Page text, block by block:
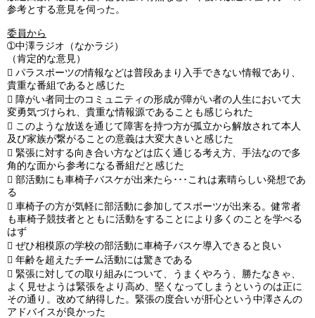
参考とする意見を伺った。
委員から
➀中澤ラジオ（なかラジ）
（肯定的な意見）
 パラスポーツの情報などは普段あまり入手できない情報であり、
貴重な番組であると感じた
 障がい者同士のコミュニティの形成が障がい者の人生において大
変勇気づけられ、貴重な情報源であることも感じられた
 このような放送を通じて障害を持つ方が孤立から解放されて本人
及び家族が繋がることの意義は大変大きいと感じた
 緊張に対する向き合い方などは広く通じる考え方、手法なので多
角的な面から参考になる番組だと感じた
 部活動にも車椅子バスケが出来たら･･･これは素晴らしい発想であ
る
 車椅子の方が気軽に部活動に参加してスポーツが出来る。健常者
も車椅子競技者とともに活動をすることにより多くのことを学べる
はず
 ぜひ相模原の学校の部活動に車椅子バスケ導入できると良い
 年齢を超えたチーム活動には驚きである
 緊張に対しての取り組みについて、うまくやろう、勝たなきゃ、
よく見せようは緊張をより高め、堅くなってしまうというのは正に
その通り。改めて納得した。緊張の度合いが肝心という中澤さんの
アドバイスが良かった